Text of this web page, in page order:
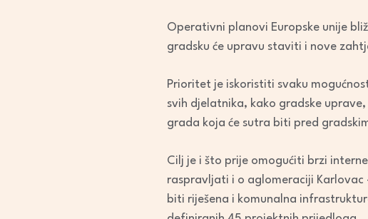
Operativni planovi Europske unije
gradsku će upravu staviti i nove
Prioritet je iskoristiti svaku
svih djelatnika, kako gradske
grada koja će sutra biti pred
Cilj je i što prije omogućiti brzi
raspravljati i o aglomeraciji Karlovac
biti riješena i komunalna